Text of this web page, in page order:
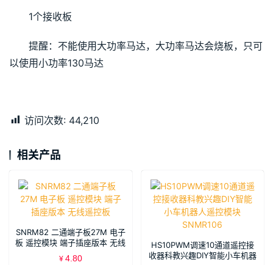
1个接收板
提醒：不能使用大功率马达，大功率马达会烧板，只可
以使用小功率130马达
访问次数: 44,210
相关产品
SNRM82 二通端子板27M 电子
板 遥控模块 端子插座版本 无线
¥ 4.80
HS10PWM调速10通道遥控接
收器科教兴趣DIY智能小车机器